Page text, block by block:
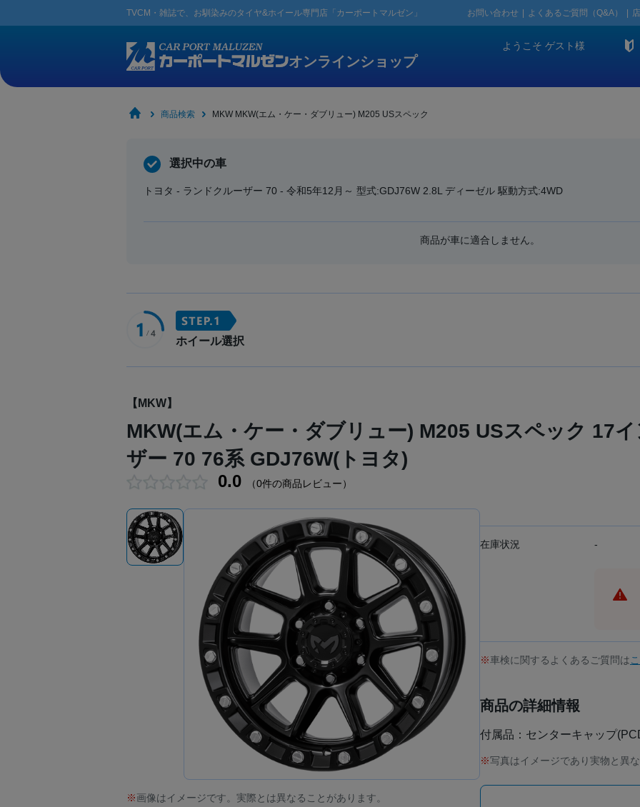
TVCM・雑誌で、お馴染みのタイヤ&ホイール専門店「カーポートマルゼン」 お問い合わせ よくあるご質問（Q&A）
オンラインショップ
ようこそ ゲスト様
商品検索 MKW MKW(エム・ケー・ダブリュー) M205 USスペック
選択中の車
トヨタ - ランドクルーザー 70 - 令和5年12月～ 型式:GDJ76W 2.8L ディーゼル 駆動方式:4WD
商品が車に適合しません。
ホイール選択
【MKW】
MKW(エム・ケー・ダブリュー) M205 USスペック 17
ザー 70 76系 GDJ76W(トヨタ)
0.0 （0件の商品レビュー）
画像はイメージです。実際とは異なることがあります。
在庫状況 -
車検に関するよくあるご質問は
商品の詳細情報
付属品：センターキャップ
写真はイメージであり実物と異